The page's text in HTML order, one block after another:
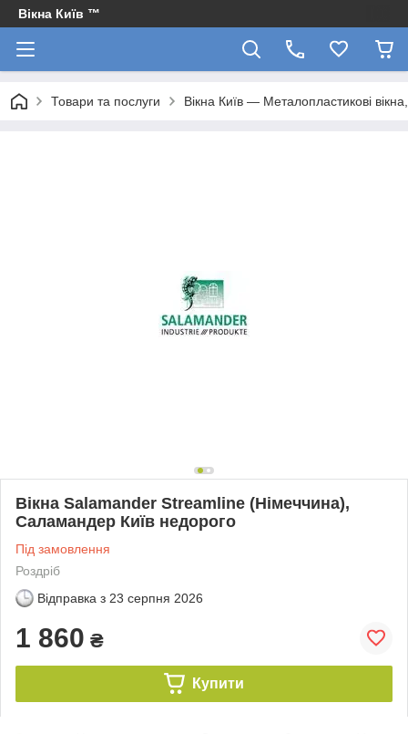
Вікна Київ ™
Товари та послуги Вікна Київ — Металопластикові
Вікна Salamander Streamline (Німеччина),
Саламандер Київ недорого
Під замовлення
Роздріб
Відправка з 23 серпня 2026
1 860 ₴
Купити